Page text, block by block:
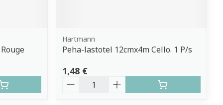
Hartmann
Peha-lastotel 12cmx4m Cello. 1 P/s
1,48 €
Quantité